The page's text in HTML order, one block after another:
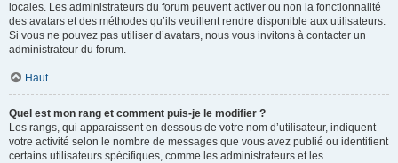
locales. Les administrateurs du forum peuvent activer ou non la fonctionnalité
des avatars et des méthodes qu’ils veuillent rendre disponible aux utilisateurs.
Si vous ne pouvez pas utiliser d’avatars, nous vous invitons à contacter un
administrateur du forum.
Haut
Quel est mon rang et comment puis-je le modifier ?
Les rangs, qui apparaissent en dessous de votre nom d’utilisateur, indiquent
votre activité selon le nombre de messages que vous avez publié ou identifient
certains utilisateurs spécifiques, comme les administrateurs et les